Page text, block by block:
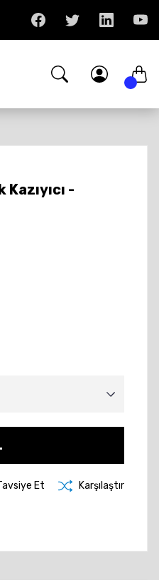
-
Et Karşılaştır